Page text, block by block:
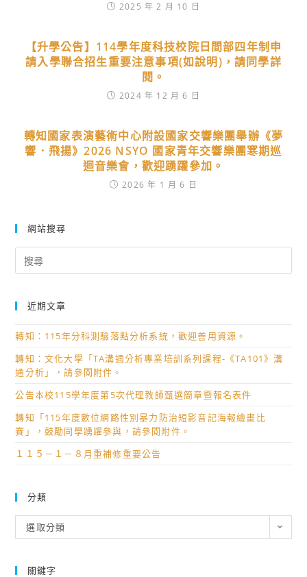
2025 年 2 月 10 日
【升學公告】114學年度科技校院日間部四年制申
請入學聯合招生重要注意事項(如說明)，請同學詳
閱。
2024 年 12 月 6 日
轉知國家表演藝術中心附設國家交響樂團舉辦《夢
響．飛揚》2026 NSYO 國家青年交響樂團寒期巡
迴音樂會，歡迎踴躍參加。
2026 年 1 月 6 日
網站搜尋
for:
近期文章
轉知：115年分科測驗落點分析系統，歡迎善用資源。
轉知：文化大學「TA溝通分析專業培訓系列課程-《TA101》溝
通分析」，請參閱附件。
公告本校115學年度第5次代理教師甄選簡章暨報名表件
轉知「115年度數位網路性別暴力防治短影音記海報繪畫比
賽」，鼓勵同學踴躍參與，請參閱附件。
１１５－１－８月重補修重要公告
分類
類
選取分類
關鍵字